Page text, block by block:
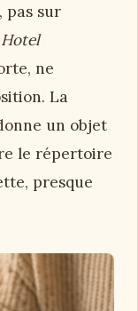
pas sur
Hotel
ne
La
un objet
le répertoire
presque